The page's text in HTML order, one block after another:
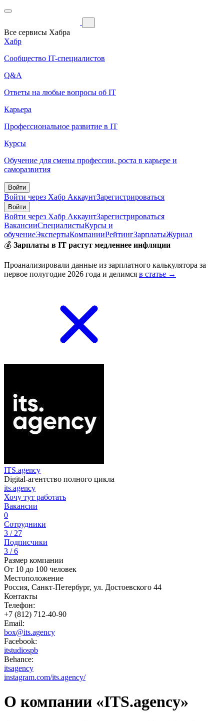
Все сервисы Хабра
Хабр
Сообщество IT-специалистов
Q&A
Ответы на любые вопросы об IT
Карьера
Профессиональное развитие в IT
Курсы
Обучение для смены профессии, роста в карьере и
саморазвития
Войти
Войти через Хабр АккаунтЗарегистрироваться
Войти
Войти через Хабр АккаунтЗарегистрироваться
ВакансииСпециалистыКурсы и
обучениеЭкспертыКомпанииРейтингЗарплатыЖурнал
💰 Зарплаты в IT растут медленнее инфляции
Проанализировали данные из зарплатного калькулятора за
первое полугодие 2026 года и делимся в статье →
ITS.agency
Digital-агентство полного цикла
its.agency
Хочу тут работать
Вакансии
0
Сотрудники
3 / 27
Подписчики
3 / 6
Размер компании
От 10 до 100 человек
Местоположение
Россия, Санкт-Петербург, ул. Достоевского 44
Контакты
Телефон:
+7 (812) 712-40-90
Email:
box@its.agency
Facebook:
itstudiospb
Behance:
itsagency
instagram.com/its.agency/
О компании «ITS.agency»